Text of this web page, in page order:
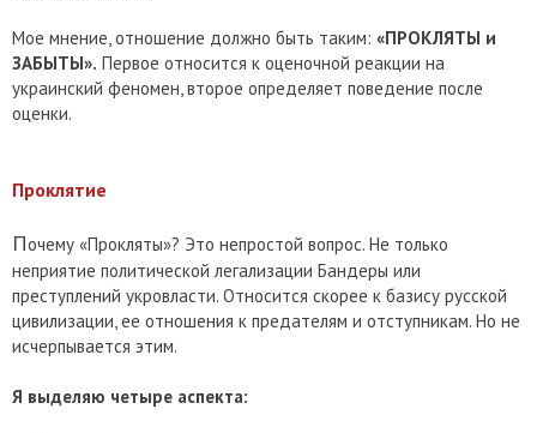
Мое мнение, отношение должно быть таким: «ПРОКЛЯТЫ и
ЗАБЫТЫ». Первое относится к оценочной реакции на
украинский феномен, второе определяет поведение после
оценки.
Проклятие
Почему «Прокляты»? Это непростой вопрос. Не только
неприятие политической легализации Бандеры или
преступлений укровласти. Относится скорее к базису русской
цивилизации, ее отношения к предателям и отступникам. Но не
исчерпывается этим.
Я выделяю четыре аспекта: